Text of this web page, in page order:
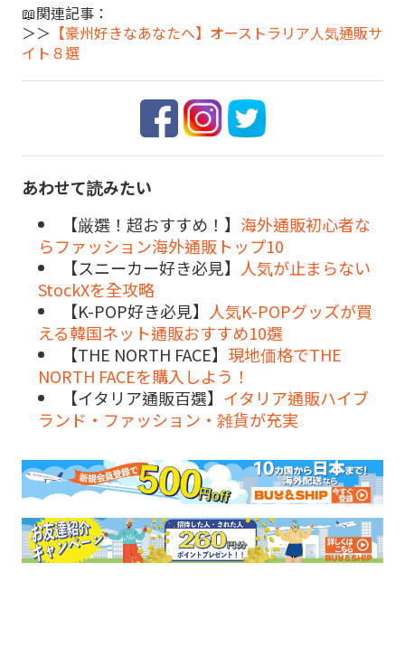
📖関連記事：
＞＞ 【豪州好きなあなたへ】オーストラリア人気通販サ
イト８選
あわせて読みたい
【厳選！超おすすめ！】 海外通販初心者な
らファッション海外通販トップ10
【スニーカー好き必見】 人気が止まらない
StockXを全攻略
【K-POP好き必見】 人気K-POPグッズが買
える韓国ネット通販おすすめ10選
【THE NORTH FACE】 現地価格でTHE
NORTH FACEを購入しよう！
【イタリア通販百選】 イタリア通販ハイブ
ランド・ファッション・雑貨が充実